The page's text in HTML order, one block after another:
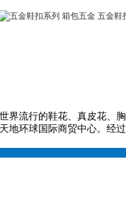
界流行的鞋花、真皮花、
地环球国际商贸中心。经